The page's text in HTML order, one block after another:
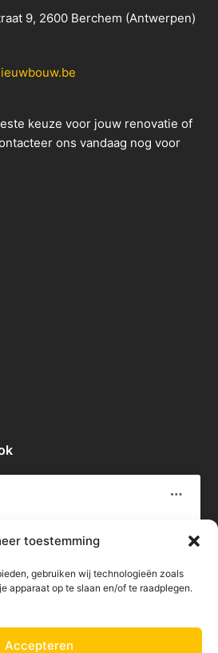
toestemming
gebruiken wij technologieën zoals
apparaat op te slaan en/of te raadplegen.
Accepteren
9, 2600 Berchem (Antwerpen)
keuze voor jouw renovatie of
ons vandaag nog voor
cookies te accepteren